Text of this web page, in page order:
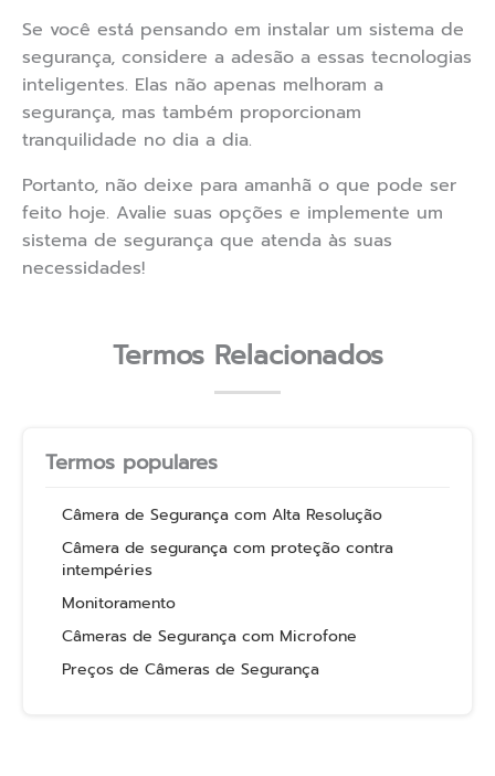
Se você está pensando em instalar um sistema de
segurança, considere a adesão a essas tecnologias
inteligentes. Elas não apenas melhoram a
segurança, mas também proporcionam
tranquilidade no dia a dia.
Portanto, não deixe para amanhã o que pode ser
feito hoje. Avalie suas opções e implemente um
sistema de segurança que atenda às suas
necessidades!
Termos Relacionados
Termos populares
Câmera de Segurança com Alta Resolução
Câmera de segurança com proteção contra
intempéries
Monitoramento
Câmeras de Segurança com Microfone
Preços de Câmeras de Segurança